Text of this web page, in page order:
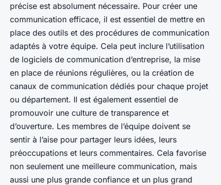
précise est absolument nécessaire. Pour créer une
communication efficace, il est essentiel de mettre en
place des outils et des procédures de communication
adaptés à votre équipe. Cela peut inclure l’utilisation
de logiciels de communication d’entreprise, la mise
en place de réunions régulières, ou la création de
canaux de communication dédiés pour chaque projet
ou département. Il est également essentiel de
promouvoir une culture de transparence et
d’ouverture. Les membres de l’équipe doivent se
sentir à l’aise pour partager leurs idées, leurs
préoccupations et leurs commentaires. Cela favorise
non seulement une meilleure communication, mais
aussi une plus grande confiance et un plus grand